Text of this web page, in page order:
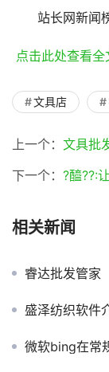
站长网新闻
点击此处查看全
文具店
上一个： 文具批
下一个： ?醯??:
相关新闻
睿达批发管家
盛泽纺织软件
微软bing在常